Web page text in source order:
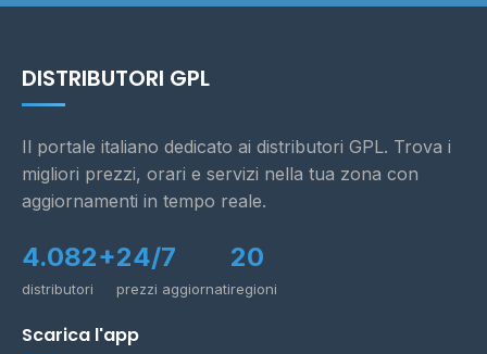
DISTRIBUTORI GPL
Il portale italiano dedicato ai distributori GPL. Trova i
migliori prezzi, orari e servizi nella tua zona con
aggiornamenti in tempo reale.
4.082+
distributori
24/7
prezzi aggiornati
20
regioni
Scarica l'app